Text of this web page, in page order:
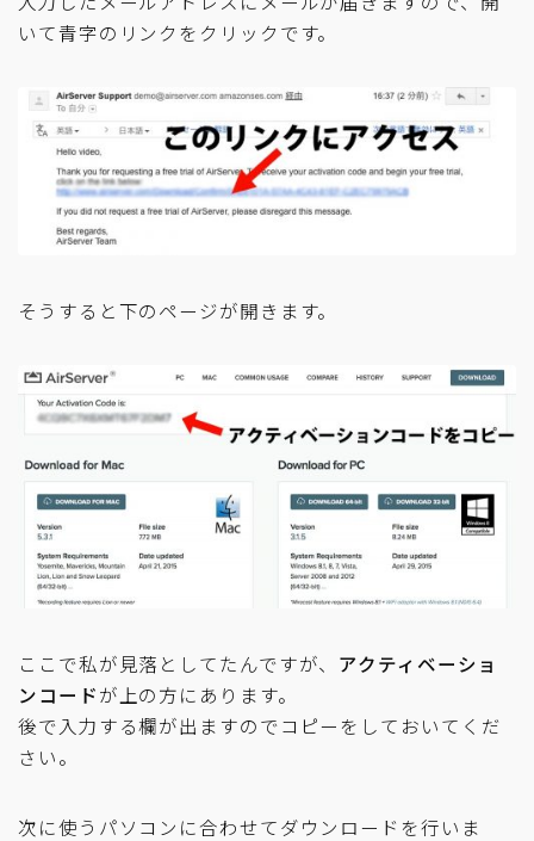
いて青字のリンクをクリックです。
そうすると下のページが開きます。
ここで私が見落としてたんですが、 アクティベーショ
ンコードが上の方にあります。
後で入力する欄が出ますのでコピーをしておいてくだ
さい。
次に使うパソコンに合わせてダウンロードを行いま